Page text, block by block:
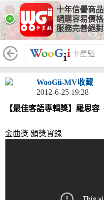
×
十年信譽商
網購容易價
服務完善絕
WooGii-MV收藏
2012-6-25 19:28
【最佳客語專輯獎】羅思容
金曲獎 頒獎實錄